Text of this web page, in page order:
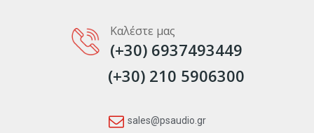
Καλέστε μας
(+30) 6937493449
(+30) 210 5906300
sales@psaudio.gr